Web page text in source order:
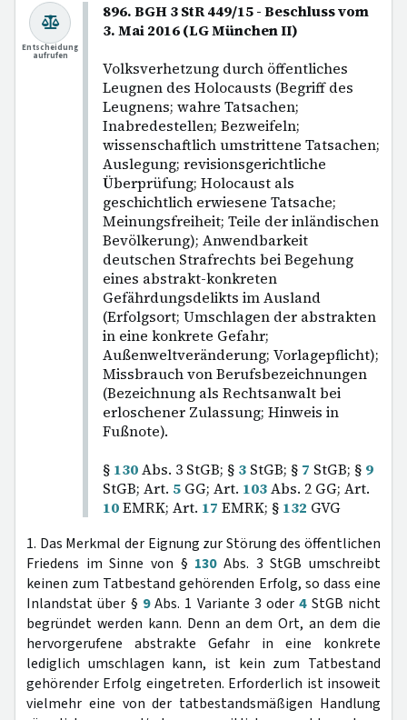
896. BGH 3 StR 449/15 - Beschluss vom
3. Mai 2016 (LG München II)
Volksverhetzung durch öffentliches
Leugnen des Holocausts (Begriff des
Leugnens; wahre Tatsachen;
Inabredestellen; Bezweifeln;
wissenschaftlich umstrittene Tatsachen;
Auslegung; revisionsgerichtliche
Überprüfung; Holocaust als
geschichtlich erwiesene Tatsache;
Meinungsfreiheit; Teile der inländischen
Bevölkerung); Anwendbarkeit
deutschen Strafrechts bei Begehung
eines abstrakt-konkreten
Gefährdungsdelikts im Ausland
(Erfolgsort; Umschlagen der abstrakten
in eine konkrete Gefahr;
Außenweltveränderung; Vorlagepflicht);
Missbrauch von Berufsbezeichnungen
(Bezeichnung als Rechtsanwalt bei
erloschener Zulassung; Hinweis in
Fußnote).
§ 130Abs. 3 StGB; § 3 StGB; § 7 StGB; § 9
StGB; Art. 5 GG; Art. 103Abs. 2 GG; Art.
10EMRK; Art. 17 EMRK; § 132 GVG
Entscheidung
aufrufen
1. Das Merkmal der Eignung zur Störung des öffentlichen
Friedens im Sinne von § 130Abs. 3 StGB umschreibt
keinen zum Tatbestand gehörenden Erfolg, so dass eine
Inlandstat über § 9Abs. 1 Variante 3 oder4StGB nicht
begründet werden kann. Denn an dem Ort, an dem die
hervorgerufene abstrakte Gefahr in eine konkrete
lediglich umschlagen kann, ist kein zum Tatbestand
gehörender Erfolg eingetreten. Erforderlich ist insoweit
vielmehr eine von der tatbestandsmäßigen Handlung